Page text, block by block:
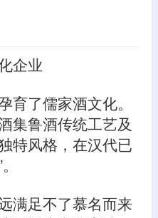
企业
了儒家酒文化。
集鲁酒传统工艺及
特风格，在汉代已
满足不了慕名而来